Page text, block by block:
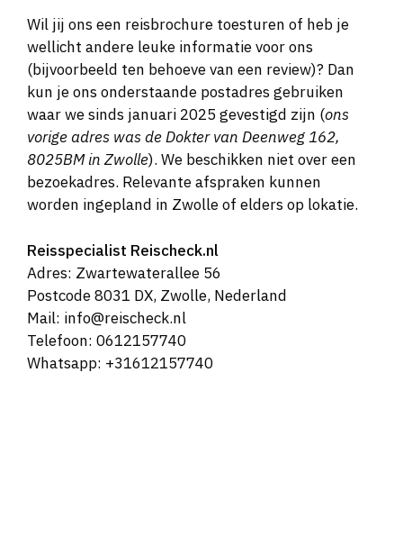
Wil jij ons een reisbrochure toesturen of heb je
wellicht andere leuke informatie voor ons
(bijvoorbeeld ten behoeve van een review)? Dan
kun je ons onderstaande postadres gebruiken
waar we sinds januari 2025 gevestigd zijn (ons
vorige adres was de Dokter van Deenweg 162,
8025BM in Zwolle). We beschikken niet over een
bezoekadres. Relevante afspraken kunnen
worden ingepland in Zwolle of elders op lokatie.
Reisspecialist Reischeck.nl
Adres: Zwartewaterallee 56
Postcode 8031 DX, Zwolle, Nederland
Mail: info@reischeck.nl
Telefoon: 0612157740
Whatsapp: +31612157740